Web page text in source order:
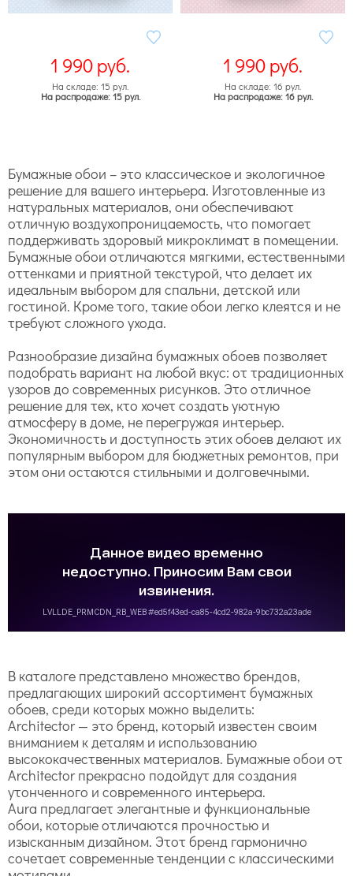
1 990руб.
На складе: 15 рул.
На распродаже: 15 рул.
1 990руб.
На складе: 16 рул.
На распродаже: 16 рул.
Бумажные обои – это классическое и экологичное
решение для вашего интерьера. Изготовленные из
натуральных материалов, они обеспечивают
отличную воздухопроницаемость, что помогает
поддерживать здоровый микроклимат в помещении.
Бумажные обои отличаются мягкими, естественными
оттенками и приятной текстурой, что делает их
идеальным выбором для спальни, детской или
гостиной. Кроме того, такие обои легко клеятся и не
требуют сложного ухода.
Разнообразие дизайна бумажных обоев позволяет
подобрать вариант на любой вкус: от традиционных
узоров до современных рисунков. Это отличное
решение для тех, кто хочет создать уютную
атмосферу в доме, не перегружая интерьер.
Экономичность и доступность этих обоев делают их
популярным выбором для бюджетных ремонтов, при
этом они остаются стильными и долговечными.
В каталоге представлено множество брендов,
предлагающих широкий ассортимент бумажных
обоев, среди которых можно выделить:
Architector — это бренд, который известен своим
вниманием к деталям и использованию
высококачественных материалов. Бумажные обои от
Architector прекрасно подойдут для создания
утонченного и современного интерьера.
Aura предлагает элегантные и функциональные
обои, которые отличаются прочностью и
изысканным дизайном. Этот бренд гармонично
сочетает современные тенденции с классическими